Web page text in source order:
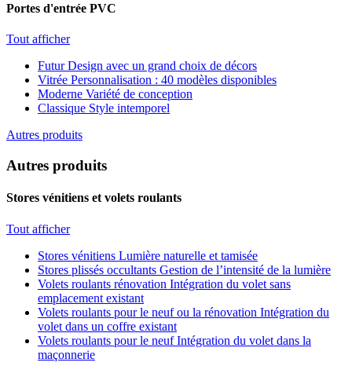
Portes d'entrée PVC
Tout afficher
Futur Design avec un grand choix de décors
Vitrée Personnalisation : 40 modèles disponibles
Moderne Variété de conception
Classique Style intemporel
Autres produits
Autres produits
Stores vénitiens et volets roulants
Tout afficher
Stores vénitiens Lumière naturelle et tamisée
Stores plissés occultants Gestion de l’intensité de la lumière
Volets roulants rénovation Intégration du volet sans
emplacement existant
Volets roulants pour le neuf ou la rénovation Intégration du
volet dans un coffre existant
Volets roulants pour le neuf Intégration du volet dans la
maçonnerie